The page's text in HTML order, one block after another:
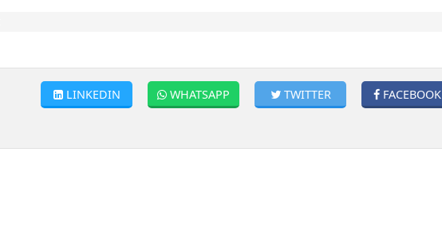
FACEBOOK
TWITTER
WHATSAPP
LINKEDIN